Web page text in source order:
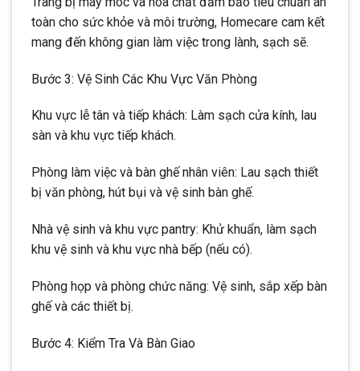
toàn cho sức khỏe và môi trường, Homecare cam kết
mang đến không gian làm việc trong lành, sạch sẽ.
Bước 3: Vệ Sinh Các Khu Vực Văn Phòng
Khu vực lễ tân và tiếp khách: Làm sạch cửa kính, lau
sàn và khu vực tiếp khách.
Phòng làm việc và bàn ghế nhân viên: Lau sạch thiết
bị văn phòng, hút bụi và vệ sinh bàn ghế.
Nhà vệ sinh và khu vực pantry: Khử khuẩn, làm sạch
khu vệ sinh và khu vực nhà bếp (nếu có).
Phòng họp và phòng chức năng: Vệ sinh, sắp xếp bàn
ghế và các thiết bị.
Bước 4: Kiểm Tra Và Bàn Giao